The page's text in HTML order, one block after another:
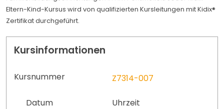
Eltern-Kind-Kursus wird von qualifizierten Kursleitungen mit Kidix®
Zertifikat durchgeführt.
Kursinformationen
Kursnummer Z7314-007
Datum
Uhrzeit